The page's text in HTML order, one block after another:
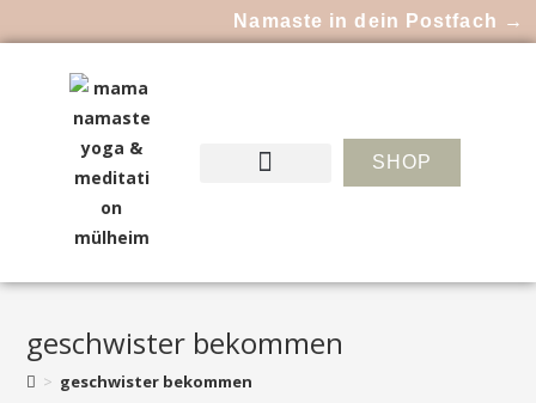
Namaste in dein Postfach →
SHOP
geschwister bekommen
> geschwister bekommen